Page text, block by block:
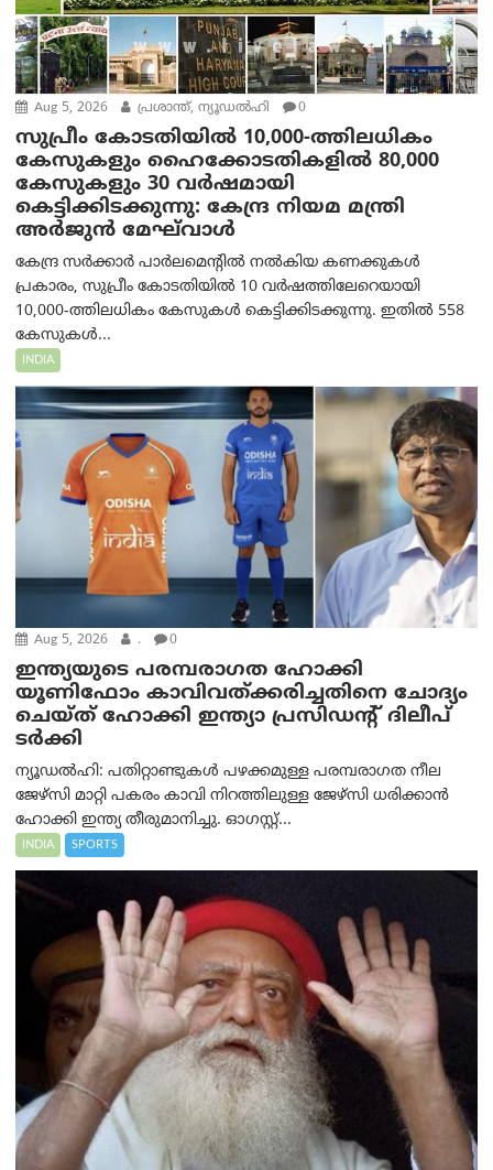
Aug 5, 2026 പ്രശാന്ത്, ന്യൂഡല്‍ഹി 0
സുപ്രീം കോടതിയിൽ 10,000-ത്തിലധികം
കേസുകളും ഹൈക്കോടതികളിൽ 80,000
കേസുകളും 30 വർഷമായി
കെട്ടിക്കിടക്കുന്നു: കേന്ദ്ര നിയമ മന്ത്രി
അര്‍ജുന്‍ മേഘ്‌വാള്‍
കേന്ദ്ര സർക്കാർ പാർലമെന്റിൽ നൽകിയ കണക്കുകൾ
പ്രകാരം, സുപ്രീം കോടതിയിൽ 10 വർഷത്തിലേറെയായി
10,000-ത്തിലധികം കേസുകൾ കെട്ടിക്കിടക്കുന്നു. ഇതിൽ 558
കേസുകൾ...
INDIA
Aug 5, 2026 . 0
ഇന്ത്യയുടെ പരമ്പരാഗത ഹോക്കി
യൂണിഫോം കാവിവത്ക്കരിച്ചതിനെ ചോദ്യം
ചെയ്ത് ഹോക്കി ഇന്ത്യാ പ്രസിഡന്റ് ദിലീപ്
ടര്‍ക്കി
ന്യൂഡൽഹി: പതിറ്റാണ്ടുകൾ പഴക്കമുള്ള പരമ്പരാഗത നീല
ജേഴ്‌സി മാറ്റി പകരം കാവി നിറത്തിലുള്ള ജേഴ്‌സി ധരിക്കാൻ
ഹോക്കി ഇന്ത്യ തീരുമാനിച്ചു. ഓഗസ്റ്റ്...
INDIA SPORTS